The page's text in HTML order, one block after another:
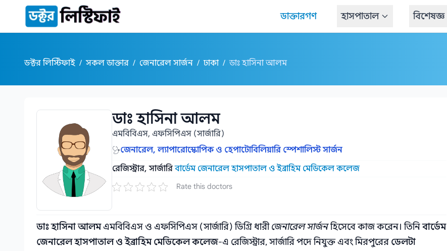
কন্টেন্টে যান
ডাক্তারগণ হাসপাতাল বিশেষজ্ঞ
ডক্টর লিস্টিফাই / সকল ডাক্তার / জেনারেল সার্জন / ঢাকা / ডাঃ হাসিনা আলম
ডাঃ হাসিনা আলম ডাঃ হাসিনা আলম
এমবিবিএস, এফসিপিএস (সার্জারি)
জেনারেল, ল্যাপারোস্কোপিক ও হেপাটোবিলিয়ারি স্পেশালিস্ট সার্জন
রেজিস্ট্রার, সার্জারি বার্ডেম জেনারেল হাসপাতাল ও ইব্রাহিম মেডিকেল কলেজ
Rate this doctors
ডাঃ হাসিনা আলমএমবিবিএস ও এফসিপিএস (সার্জারি) ডিগ্রি ধারীজেনারেল সার্জনহিসেবে কাজ করেন। তিনিবার্ডেম
জেনারেল হাসপাতাল ও ইব্রাহিম মেডিকেল কলেজ-এ রেজিস্ট্রার, সার্জারি পদে নিযুক্ত এবং মিরপুরের ডেলটা